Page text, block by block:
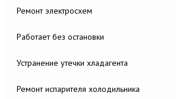
Ремонт электросхем
Работает без остановки
Устранение утечки хладагента
Ремонт испарителя холодильника